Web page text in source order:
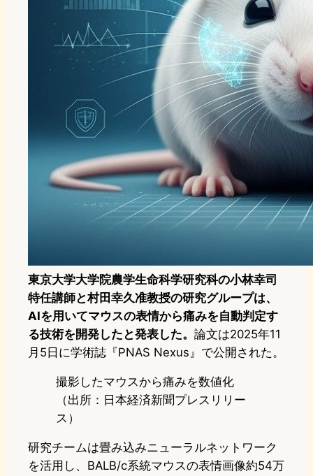
東京大学大学院農学生命科学研究科の小林幸司
特任講師と村田幸久准教授の研究グループは、
AIを用いてマウスの表情から痛みを自動判定す
る技術を開発したと発表した。 論文は2025年11
月5日に学術誌『PNAS Nexus』で公開された。
撮影したマウスから痛みを数値化
（出所：日本経済新聞プレスリリー
ス）
研究チームは畳み込みニューラルネットワーク
を活用し、BALB/c系統マウスの表情画像約54万